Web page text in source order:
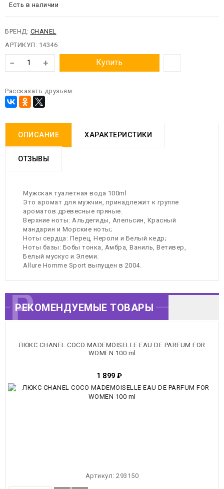
Есть в наличии
БРЕНД: CHANEL
АРТИКУЛ: 14346
− + Купить
Рассказать друзьям:
ОПИСАНИЕ ХАРАКТЕРИСТИКИ
ОТЗЫВЫ
Мужская туалетная вода 100ml
Это аромат для мужчин, принадлежит к группе
ароматов древесные пряные.
Верхние ноты: Альдегиды, Апельсин, Красный
мандарин и Морские ноты;
Ноты сердца: Перец, Нероли и Белый кедр;
Ноты базы: Бобы тонка, Амбра, Ваниль, Ветивер,
Белый мускус и Элеми.
Allure Homme Sport выпущен в 2004.
РЕКОМЕНДУЕМЫЕ
ТОВАРЫ
РЕКОМЕНДУЕМЫЕ ТОВАРЫ
ЛЮКС CHANEL COCO MADEMOISELLE EAU DE PARFUM FOR
WOMEN 100 ml
1 899 ₽
Артикул:293150